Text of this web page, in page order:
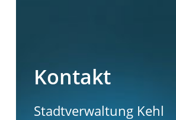
Kontakt
Stadtverwaltung Kehl